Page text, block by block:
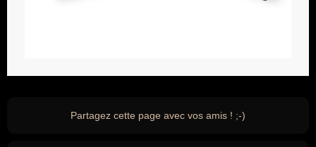
Partagez cette page avec vos amis ! ;-)